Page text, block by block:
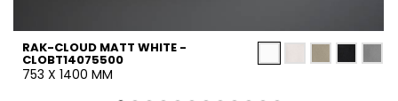
RAK-CLOUD MATT WHITE -
CLOBT14075500
753 X 1400 MM